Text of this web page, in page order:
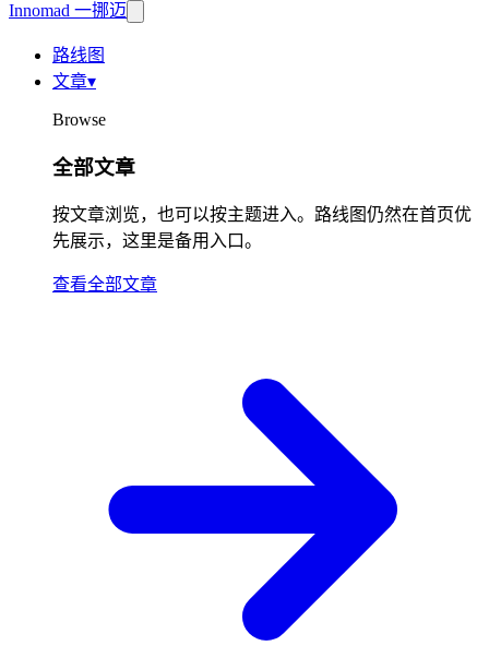
Innomad 一挪迈
路线图
文章▾
Browse
全部文章
按文章浏览，也可以按主题进入。路线图仍然在首页优
先展示，这里是备用入口。
查看全部文章